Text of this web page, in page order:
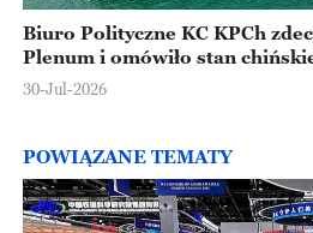
Biuro Polityczne KC KPCh
Plenum i omówiło stan
30-Jul-2026
POWIĄZANE TEMATY